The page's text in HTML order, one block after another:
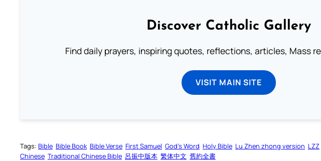
Discover Catholic Gallery
Find daily prayers, inspiring quotes, reflections, articles, Mass
VISIT MAIN SITE
Tags: Bible Bible Book Bible Verse First Samuel God’s Word Holy Bible Lu Zhen zhong version LZZ
Chinese Traditional Chinese Bible 呂振中版本 繁体中文 舊約全書